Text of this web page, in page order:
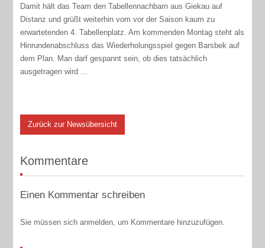
Damit hält das Team den Tabellennachbarn aus Giekau auf
Distanz und grüßt weiterhin vom vor der Saison kaum zu
erwartetenden 4. Tabellenplatz. Am kommenden Montag steht als
Hinrundenabschluss das Wiederholungsspiel gegen Barsbek auf
dem Plan. Man darf gespannt sein, ob dies tatsächlich
ausgetragen wird ...
Zurück zur Newsübersicht
Kommentare
Einen Kommentar schreiben
Sie müssen sich anmelden, um Kommentare hinzuzufügen.